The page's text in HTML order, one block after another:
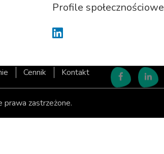
Profile społecznościowe
Cennik Kontakt
prawa zastrzeżone.